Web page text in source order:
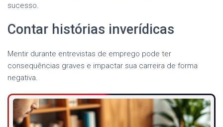
sucesso.
Contar histórias inverídicas
Mentir durante entrevistas de emprego pode ter
consequências graves e impactar sua carreira de forma
negativa.